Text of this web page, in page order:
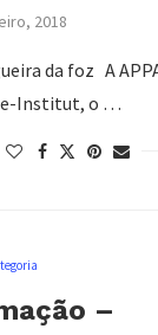
2018
da foz A
Institut, o …
–